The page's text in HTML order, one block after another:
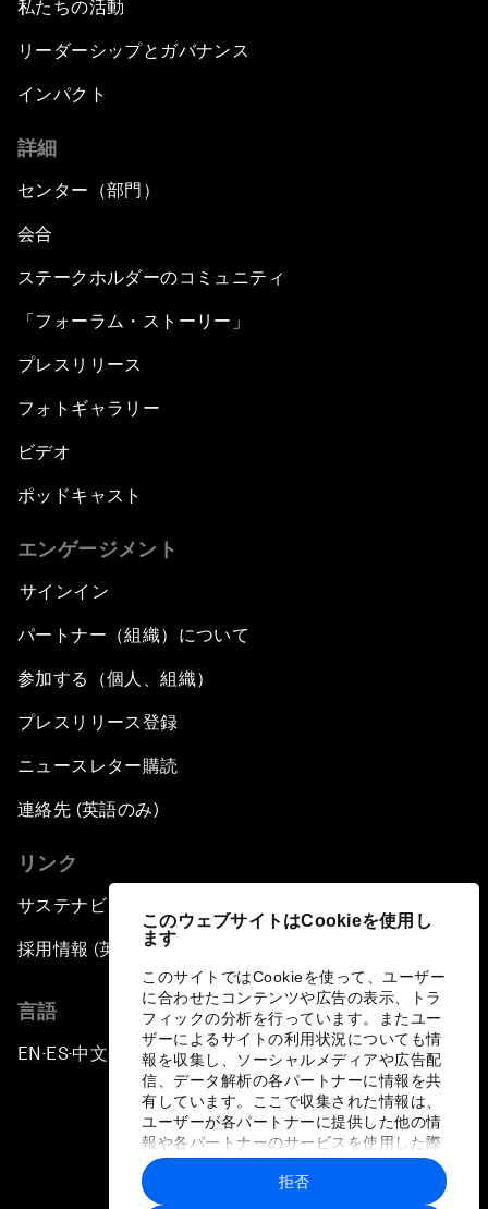
このウェブサイトはCookieを使用し
ます
このサイトではCookieを使って、ユーザー
に合わせたコンテンツや広告の表示、トラ
フィックの分析を行っています。またユー
ザーによるサイトの利用状況についても情
報を収集し、ソーシャルメディアや広告配
信、データ解析の各パートナーに情報を共
有しています。ここで収集された情報は、
ユーザーが各パートナーに提供した他の情
報や各パートナーのサービスを使用した際
に収集された情報と組み合わされ、各パー
トナーによって使用されることがありま
す。
拒否
私たちの活動
リーダーシップとガバナンス
インパクト
詳細
センター（部門）
会合
ステークホルダーのコミュニティ
「フォーラム・ストーリー」
プレスリリース
フォトギャラリー
ビデオ
ポッドキャスト
エンゲージメント
サインイン
パートナー（組織）について
参加する（個人、組織）
プレスリリース登録
ニュースレター購読
連絡先 (英語のみ)
リンク
サステナビリティへの取り組み
採用情報 (英語のみ)
言語
EN ▪ ES▪中文▪ 日本語
プライバシーポリシーと利用規約